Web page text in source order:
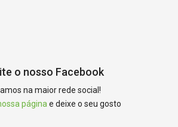
o nosso Facebook
na maior rede social!
página e deixe o seu gosto